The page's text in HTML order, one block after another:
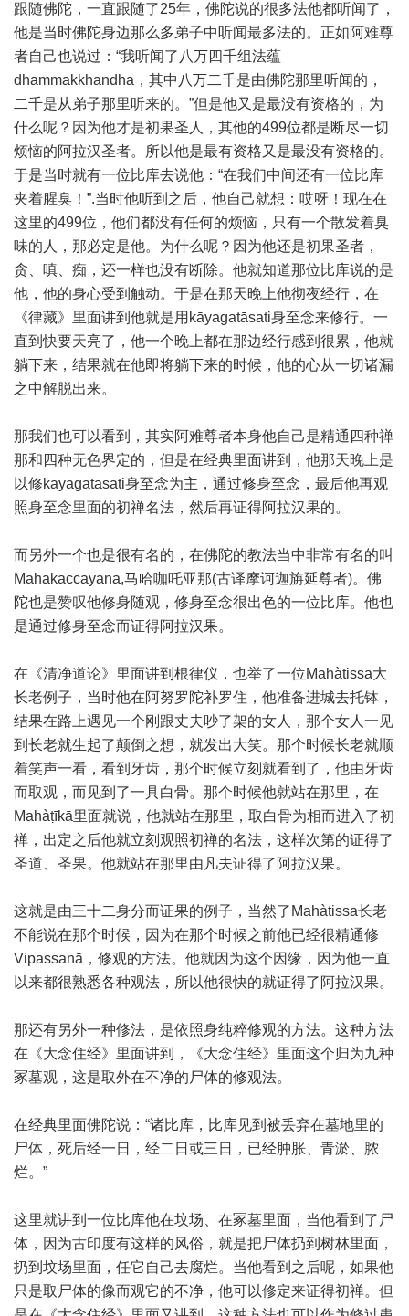
跟随佛陀，一直跟随了25年，佛陀说的很多法他都听闻了，
他是当时佛陀身边那么多弟子中听闻最多法的。正如阿难尊
者自己也说过：“我听闻了八万四千组法蕴
dhammakkhandha，其中八万二千是由佛陀那里听闻的，
二千是从弟子那里听来的。”但是他又是最没有资格的，为
什么呢？因为他才是初果圣人，其他的499位都是断尽一切
烦恼的阿拉汉圣者。所以他是最有资格又是最没有资格的。
于是当时就有一位比库去说他：“在我们中间还有一位比库
夹着腥臭！”.当时他听到之后，他自己就想：哎呀！现在在
这里的499位，他们都没有任何的烦恼，只有一个散发着臭
味的人，那必定是他。为什么呢？因为他还是初果圣者，
贪、嗔、痴，还一样也没有断除。他就知道那位比库说的是
他，他的身心受到触动。于是在那天晚上他彻夜经行，在
《律藏》里面讲到他就是用kāyagatāsati身至念来修行。一
直到快要天亮了，他一个晚上都在那边经行感到很累，他就
躺下来，结果就在他即将躺下来的时候，他的心从一切诸漏
之中解脱出来。
那我们也可以看到，其实阿难尊者本身他自己是精通四种禅
那和四种无色界定的，但是在经典里面讲到，他那天晚上是
以修kāyagatāsati身至念为主，通过修身至念，最后他再观
照身至念里面的初禅名法，然后再证得阿拉汉果的。
而另外一个也是很有名的，在佛陀的教法当中非常有名的叫
Mahākaccāyana,马哈咖吒亚那(古译摩诃迦旃延尊者)。佛
陀也是赞叹他修身随观，修身至念很出色的一位比库。他也
是通过修身至念而证得阿拉汉果。
在《清净道论》里面讲到根律仪，也举了一位Mahàtissa大
长老例子，当时他在阿努罗陀补罗住，他准备进城去托钵，
结果在路上遇见一个刚跟丈夫吵了架的女人，那个女人一见
到长老就生起了颠倒之想，就发出大笑。那个时候长老就顺
着笑声一看，看到牙齿，那个时候立刻就看到了，他由牙齿
而取观，而见到了一具白骨。那个时候他就站在那里，在
Mahàṭīkā里面就说，他就站在那里，取白骨为相而进入了初
禅，出定之后他就立刻观照初禅的名法，这样次第的证得了
圣道、圣果。他就站在那里由凡夫证得了阿拉汉果。
这就是由三十二身分而证果的例子，当然了Mahàtissa长老
不能说在那个时候，因为在那个时候之前他已经很精通修
Vipassanā，修观的方法。他就因为这个因缘，因为他一直
以来都很熟悉各种观法，所以他很快的就证得了阿拉汉果。
那还有另外一种修法，是依照身纯粹修观的方法。这种方法
在《大念住经》里面讲到，《大念住经》里面这个归为九种
冢墓观，这是取外在不净的尸体的修观法。
在经典里面佛陀说：“诸比库，比库见到被丢弃在墓地里的
尸体，死后经一日，经二日或三日，已经肿胀、青淤、脓
烂。”
这里就讲到一位比库他在坟场、在冢墓里面，当他看到了尸
体，因为古印度有这样的风俗，就是把尸体扔到树林里面，
扔到坟场里面，任它自己去腐烂。当他看到之后呢，如果他
只是取尸体的像而观它的不净，他可以修定来证得初禅。但